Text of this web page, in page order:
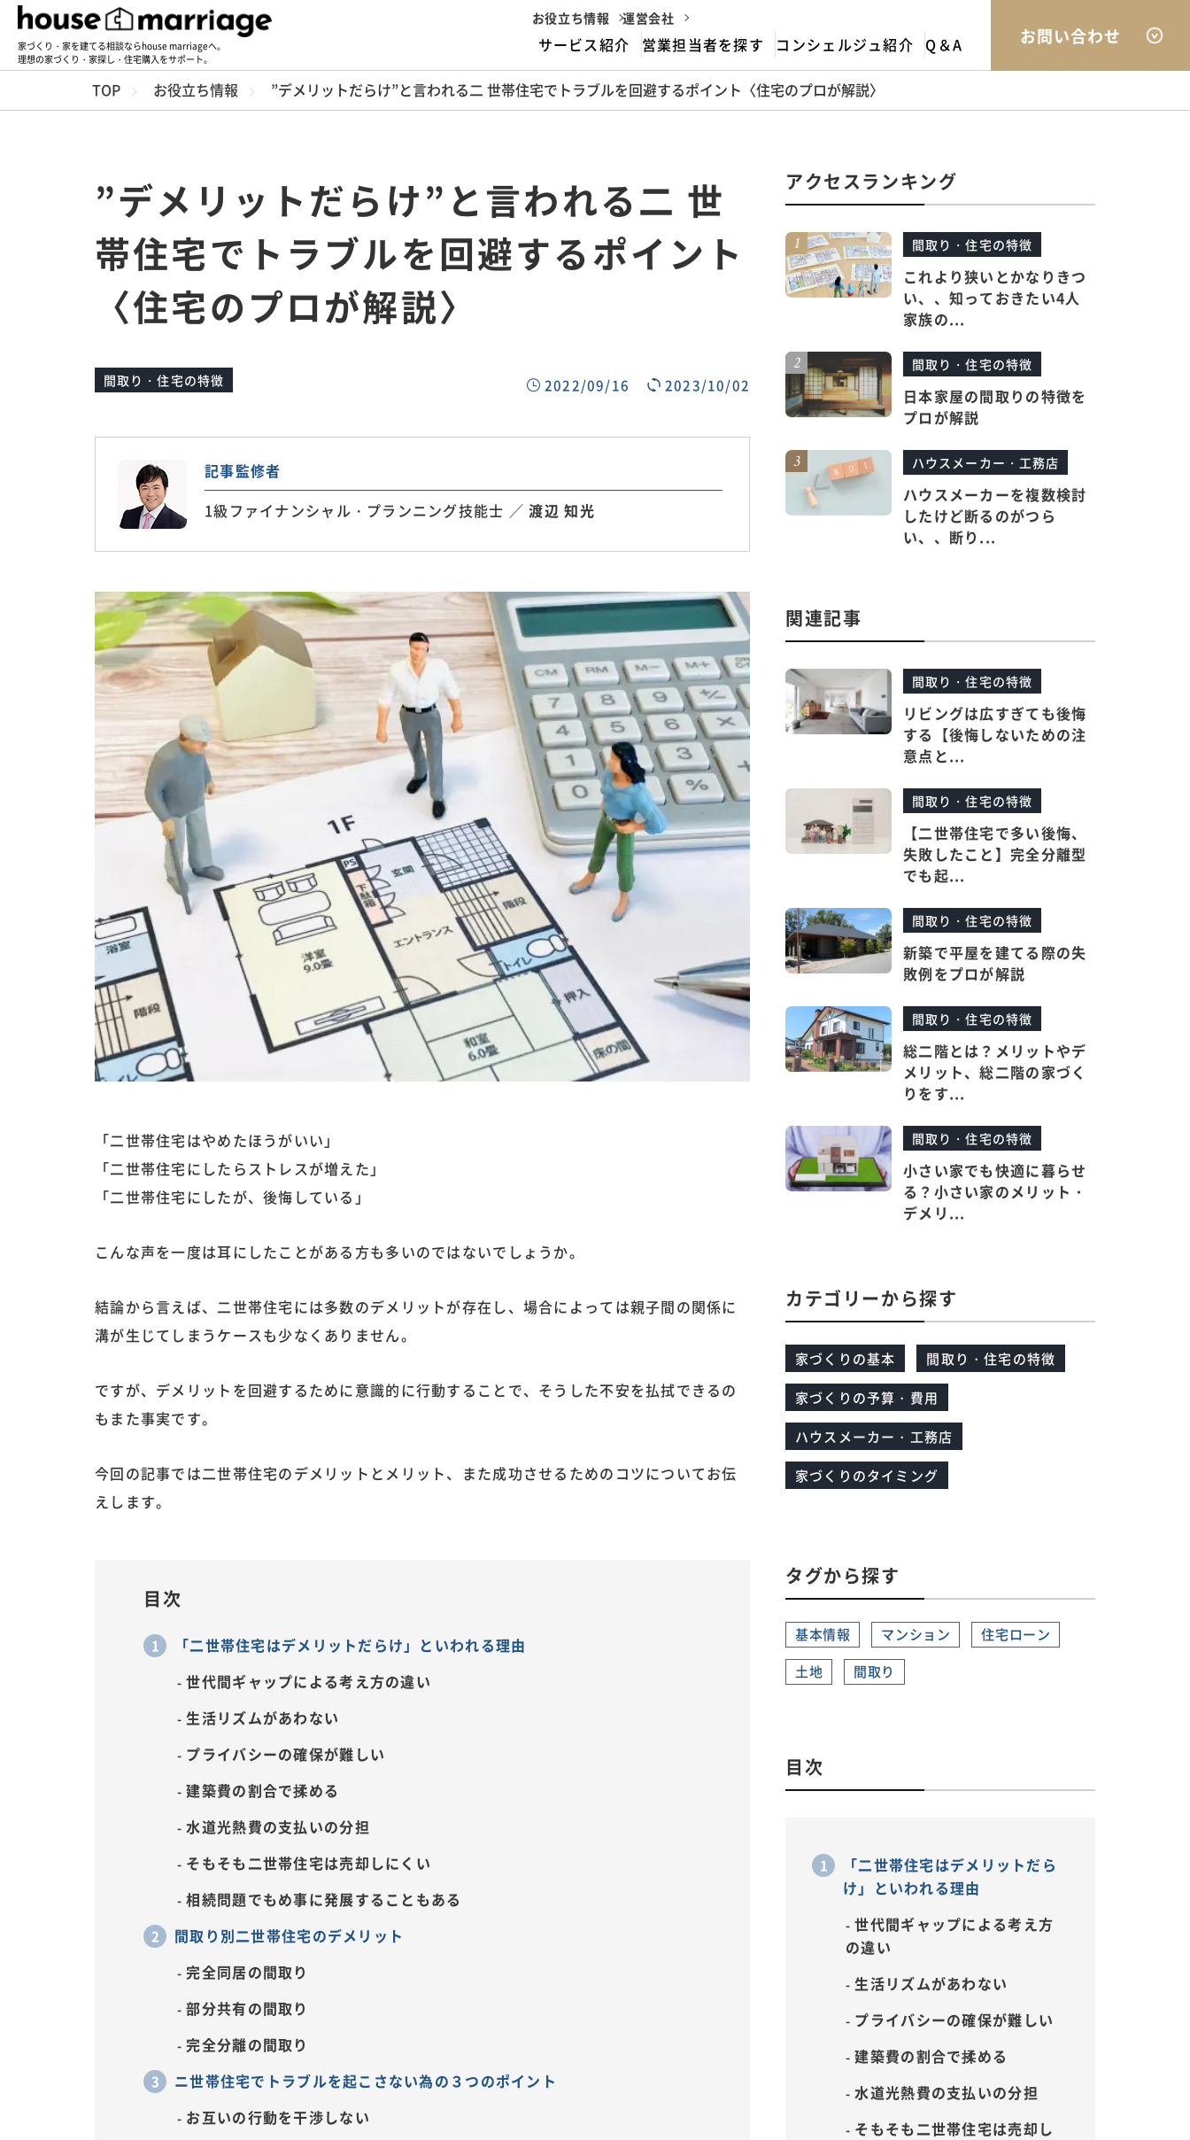
家づくり・家を建てる相談ならhouse marriageへ。
理想の家づくり・家探し・住宅購入をサポート。
お役立ち情報 運営会社
サービス紹介
housemarriageとは
営業担当者を探す コンシェルジュ紹介 Q＆A お問い合わせ
TOP お役立ち情報 ”デメリットだらけ”と言われる二 世帯住宅でトラブルを回避するポイント〈住宅のプロが解説〉
”デメリットだらけ”と言われる二 世
帯住宅でトラブルを回避するポイント
〈住宅のプロが解説〉
間取り・住宅の特徴 2022/09/16 2023/10/02
記事監修者
1級ファイナンシャル・プランニング技能士 ／渡辺 知光
「二世帯住宅はやめたほうがいい」
「二世帯住宅にしたらストレスが増えた」
「二世帯住宅にしたが、後悔している」
こんな声を一度は耳にしたことがある方も多いのではないでしょうか。
結論から言えば、二世帯住宅には多数のデメリットが存在し、場合によっては親子間の関係に
溝が生じてしまうケースも少なくありません。
ですが、デメリットを回避するために意識的に行動することで、そうした不安を払拭できるの
もまた事実です。
今回の記事では二世帯住宅のデメリットとメリット、また成功させるためのコツについてお伝
えします。
目次
「二世帯住宅はデメリットだらけ」といわれる理由
世代間ギャップによる考え方の違い
生活リズムがあわない
プライバシーの確保が難しい
建築費の割合で揉める
水道光熱費の支払いの分担
そもそも二世帯住宅は売却しにくい
相続問題でもめ事に発展することもある
間取り別二世帯住宅のデメリット
完全同居の間取り
部分共有の間取り
完全分離の間取り
ニ世帯住宅でトラブルを起こさない為の３つのポイント
お互いの行動を干渉しない
アクセスランキング
間取り・住宅の特徴
これより狭いとかなりきつ
い、、知っておきたい4人
家族の...
間取り・住宅の特徴
日本家屋の間取りの特徴を
プロが解説
ハウスメーカー・工務店
ハウスメーカーを複数検討
したけど断るのがつら
い、、断り...
関連記事
間取り・住宅の特徴
リビングは広すぎても後悔
する【後悔しないための注
意点と...
間取り・住宅の特徴
【二世帯住宅で多い後悔、
失敗したこと】完全分離型
でも起...
間取り・住宅の特徴
新築で平屋を建てる際の失
敗例をプロが解説
間取り・住宅の特徴
総二階とは？メリットやデ
メリット、総二階の家づく
りをす...
間取り・住宅の特徴
小さい家でも快適に暮らせ
る？小さい家のメリット・
デメリ...
カテゴリーから探す
家づくりの基本 間取り・住宅の特徴
家づくりの予算・費用
ハウスメーカー・工務店
家づくりのタイミング
タグから探す
基本情報 マンション
住宅ローン
土地
間取り
目次
「二世帯住宅はデメリットだら
け」といわれる理由
世代間ギャップによる考え方
の違い
生活リズムがあわない
プライバシーの確保が難しい
建築費の割合で揉める
水道光熱費の支払いの分担
そもそも二世帯住宅は売却し